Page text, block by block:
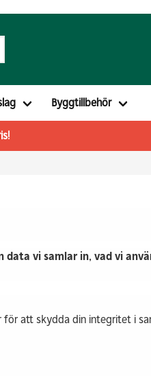
Byggtillbehör
vi samlar in, vad vi
att skydda din integritet i